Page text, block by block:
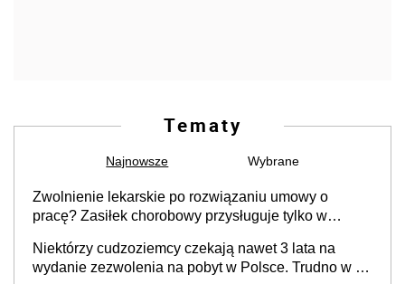
Tematy
Najnowsze Wybrane
Zwolnienie lekarskie po rozwiązaniu umowy o
pracę? Zasiłek chorobowy przysługuje tylko w
stosunku pracy
Niektórzy cudzoziemcy czekają nawet 3 lata na
wydanie zezwolenia na pobyt w Polsce. Trudno w to